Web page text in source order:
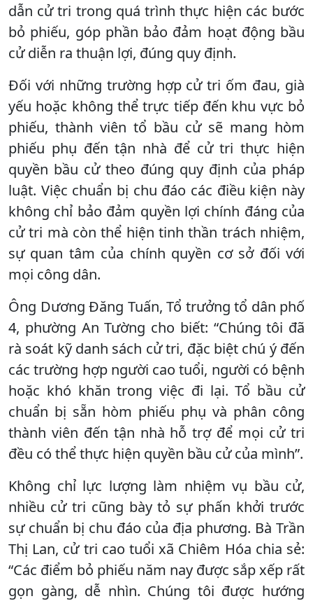
dẫn cử tri trong quá trình thực hiện các bước
bỏ phiếu, góp phần bảo đảm hoạt động bầu
cử diễn ra thuận lợi, đúng quy định.
Đối với những trường hợp cử tri ốm đau, già
yếu hoặc không thể trực tiếp đến khu vực bỏ
phiếu, thành viên tổ bầu cử sẽ mang hòm
phiếu phụ đến tận nhà để cử tri thực hiện
quyền bầu cử theo đúng quy định của pháp
luật. Việc chuẩn bị chu đáo các điều kiện này
không chỉ bảo đảm quyền lợi chính đáng của
cử tri mà còn thể hiện tinh thần trách nhiệm,
sự quan tâm của chính quyền cơ sở đối với
mọi công dân.
Ông Dương Đăng Tuấn, Tổ trưởng tổ dân phố
4, phường An Tường cho biết: “Chúng tôi đã
rà soát kỹ danh sách cử tri, đặc biệt chú ý đến
các trường hợp người cao tuổi, người có bệnh
hoặc khó khăn trong việc đi lại. Tổ bầu cử
chuẩn bị sẵn hòm phiếu phụ và phân công
thành viên đến tận nhà hỗ trợ để mọi cử tri
đều có thể thực hiện quyền bầu cử của mình”.
Không chỉ lực lượng làm nhiệm vụ bầu cử,
nhiều cử tri cũng bày tỏ sự phấn khởi trước
sự chuẩn bị chu đáo của địa phương. Bà Trần
Thị Lan, cử tri cao tuổi xã Chiêm Hóa chia sẻ:
“Các điểm bỏ phiếu năm nay được sắp xếp rất
gọn gàng, dễ nhìn. Chúng tôi được hướng